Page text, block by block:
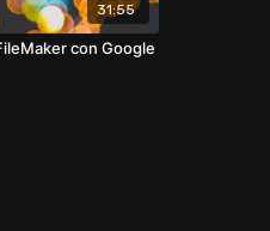
31:55
con Google